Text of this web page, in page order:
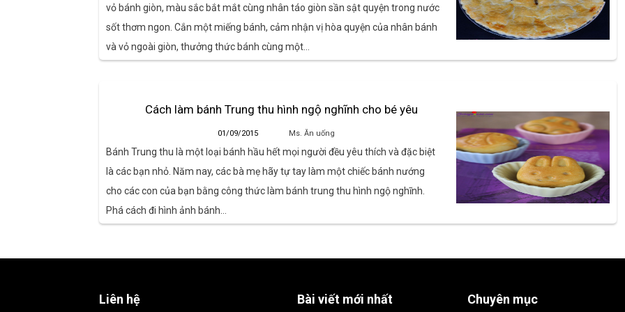
vỏ bánh giòn, màu sắc bắt mắt cùng nhân táo giòn sần sật quyện trong nước
sốt thơm ngon. Cắn một miếng bánh, cảm nhận vị hòa quyện của nhân bánh
và vỏ ngoài giòn, thưởng thức bánh cùng một…
Cách làm bánh Trung thu hình ngộ nghĩnh cho bé yêu
01/09/2015 Ms. Ăn uống
Bánh Trung thu là một loại bánh hầu hết mọi người đều yêu thích và đặc biệt
là các bạn nhỏ. Năm nay, các bà mẹ hãy tự tay làm một chiếc bánh nướng
cho các con của bạn bằng công thức làm bánh trung thu hình ngộ nghĩnh.
Phá cách đi hình ảnh bánh…
Liên hệ Bài viết mới nhất Chuyên mục